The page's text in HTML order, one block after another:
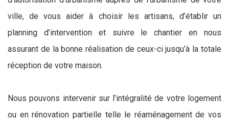
ville, de vous aider à choisir les artisans, d’établir un
planning d’intervention et suivre le chantier en nous
assurant de la bonne réalisation de ceux-ci jusqu’à la totale
réception de votre maison.
Nous pouvons intervenir sur l’intégralité de votre logement
ou en rénovation partielle telle le réaménagement de vos